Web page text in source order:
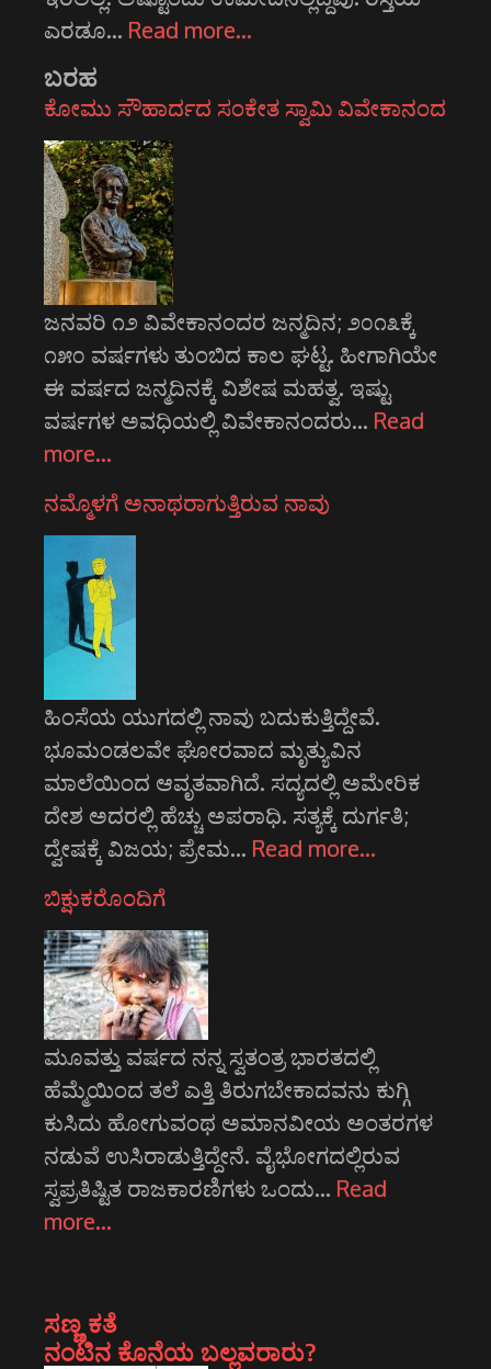
ಎರಡೂ… Read more…
ಬರಹ
ಕೋಮು ಸೌಹಾರ್ದದ ಸಂಕೇತ ಸ್ವಾಮಿ ವಿವೇಕಾನಂದ
ಜನವರಿ ೧೨ ವಿವೇಕಾನಂದರ ಜನ್ಮದಿನ; ೨೦೧೩ಕ್ಕೆ
೧೫೦ ವರ್ಷಗಳು ತುಂಬಿದ ಕಾಲ ಘಟ್ಟ. ಹೀಗಾಗಿಯೇ
ಈ ವರ್ಷದ ಜನ್ಮದಿನಕ್ಕೆ ವಿಶೇಷ ಮಹತ್ವ. ಇಷ್ಟು
ವರ್ಷಗಳ ಅವಧಿಯಲ್ಲಿ ವಿವೇಕಾನಂದರು… Read
more…
ನಮ್ಮೊಳಗೆ ಅನಾಥರಾಗುತ್ತಿರುವ ನಾವು
ಹಿಂಸೆಯ ಯುಗದಲ್ಲಿ ನಾವು ಬದುಕುತ್ತಿದ್ದೇವೆ.
ಭೂಮಂಡಲವೇ ಘೋರವಾದ ಮೃತ್ಯುವಿನ
ಮಾಲೆಯಿಂದ ಆವೃತವಾಗಿದೆ. ಸದ್ಯದಲ್ಲಿ ಅಮೇರಿಕ
ದೇಶ ಅದರಲ್ಲಿ ಹೆಚ್ಚು ಅಪರಾಧಿ. ಸತ್ಯಕ್ಕೆ ದುರ್ಗತಿ;
ದ್ವೇಷಕ್ಕೆ ವಿಜಯ; ಪ್ರೇಮ… Read more…
ಬಿಕ್ಷುಕರೊಂದಿಗೆ
ಮೂವತ್ತು ವರ್ಷದ ನನ್ನ ಸ್ವತಂತ್ರ ಭಾರತದಲ್ಲಿ
ಹೆಮ್ಮೆಯಿಂದ ತಲೆ ಎತ್ತಿ ತಿರುಗಬೇಕಾದವನು ಕುಗ್ಗಿ
ಕುಸಿದು ಹೋಗುವಂಥ ಅಮಾನವೀಯ ಅಂತರಗಳ
ನಡುವೆ ಉಸಿರಾಡುತ್ತಿದ್ದೇನೆ. ವೈಭೋಗದಲ್ಲಿರುವ
ಸ್ವಪ್ರತಿಷ್ಟಿತ ರಾಜಕಾರಣಿಗಳು ಒಂದು… Read
more…
ಸಣ್ಣ ಕತೆ
ನಂಟಿನ ಕೊನೆಯ ಬಲ್ಲವರಾರು?